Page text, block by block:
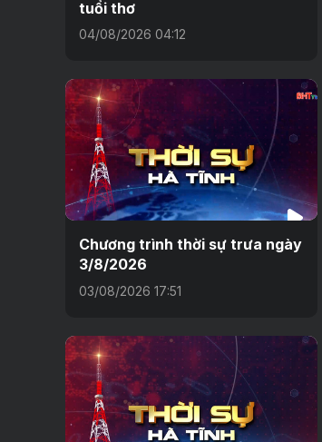
tuổi thơ
04/08/2026 04:12
Chương trình thời sự trưa ngày
3/8/2026
03/08/2026 17:51